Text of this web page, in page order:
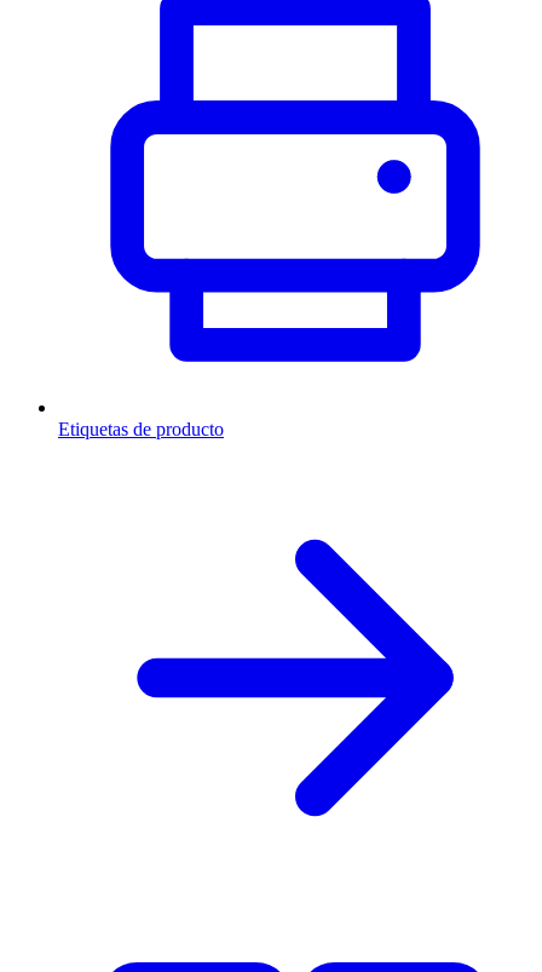
Etiquetas de producto